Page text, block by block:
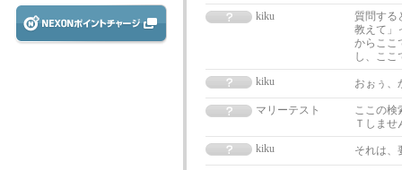
kiku
質問する
教えて」
からここ
し、こ
kiku
おぉぅ、
マリーテスト
ここの検
Ｔしま
kiku
それは、